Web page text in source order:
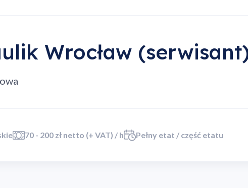
Wrocław
70 - 200 zł netto (+ VAT) / h Pełny etat / część etatu